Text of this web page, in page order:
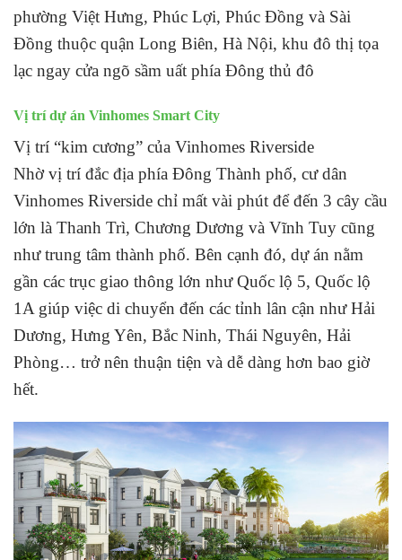
phường Việt Hưng, Phúc Lợi, Phúc Đồng và Sài
Đồng thuộc quận Long Biên, Hà Nội, khu đô thị tọa
lạc ngay cửa ngõ sầm uất phía Đông thủ đô
Vị trí dự án Vinhomes Smart City
Vị trí “kim cương” của Vinhomes Riverside
Nhờ vị trí đắc địa phía Đông Thành phố, cư dân
Vinhomes Riverside chỉ mất vài phút để đến 3 cây cầu
lớn là Thanh Trì, Chương Dương và Vĩnh Tuy cũng
như trung tâm thành phố. Bên cạnh đó, dự án nằm
gần các trục giao thông lớn như Quốc lộ 5, Quốc lộ
1A giúp việc di chuyển đến các tỉnh lân cận như Hải
Dương, Hưng Yên, Bắc Ninh, Thái Nguyên, Hải
Phòng… trở nên thuận tiện và dễ dàng hơn bao giờ
hết.